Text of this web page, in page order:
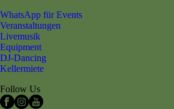
WhatsApp für Events
Veranstaltungen
Livemusik
Equipment
DJ-Dancing
Kellermiete
Follow Us